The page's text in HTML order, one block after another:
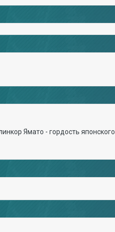
Ямато - гордость японского